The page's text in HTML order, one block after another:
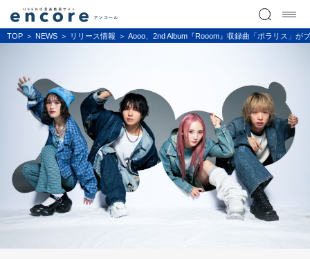
TOP NEWS リリース情報 Aooo、2nd Album『Rooom』収録曲「ポラリス」